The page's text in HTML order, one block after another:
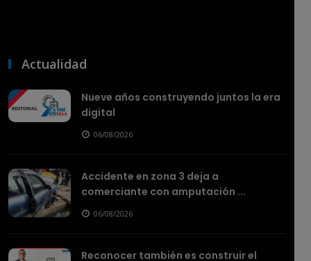
Actualidad
Nueve años construyendo juntos la era
digital
06/08/2026
Accidente en zona 3 deja a
comerciante con amputación ...
06/08/2026
Reconocer también es construir el